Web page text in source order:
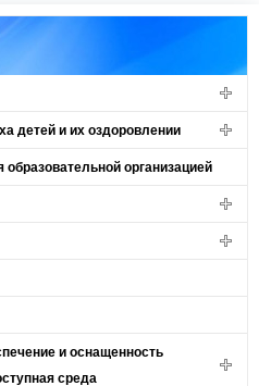
детей и их оздоровлении
организацией
и оснащенность
среда